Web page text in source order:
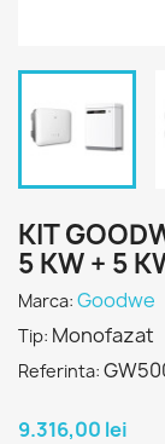
KIT
5 KW + 5
Marca: Goodwe
Tip: Monofazat
Referinta:
9.316,00 lei